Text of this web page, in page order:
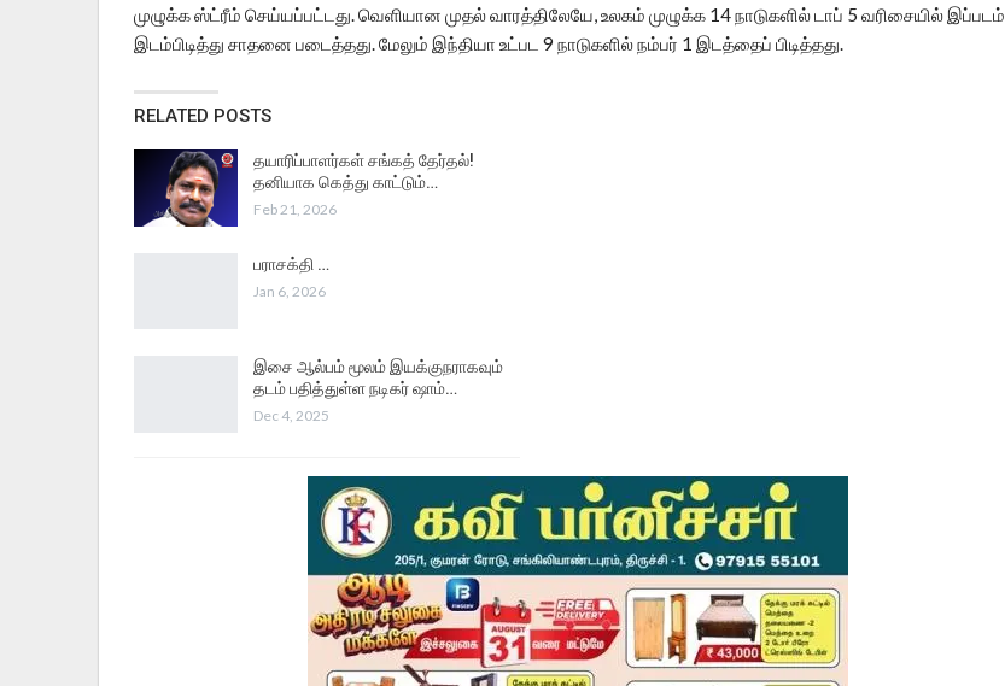
முழுக்க ஸ்ட்ரீம் செய்யப்பட்டது. வெளியான முதல் வாரத்திலேயே, உலகம் முழுக்க 14 நாடுகளில் டாப் 5 வரிசையில் இப்படம்
இடம்பிடித்து சாதனை படைத்தது. மேலும் இந்தியா உட்பட 9 நாடுகளில் நம்பர் 1 இடத்தைப் பிடித்தது.
RELATED POSTS
தயாரிப்பாளர்கள் சங்கத் தேர்தல்!
தனியாக கெத்து காட்டும்…
Feb 21, 2026
பராசக்தி …
Jan 6, 2026
இசை ஆல்பம் மூலம் இயக்குநராகவும்
தடம் பதித்துள்ள நடிகர் ஷாம்…
Dec 4, 2025